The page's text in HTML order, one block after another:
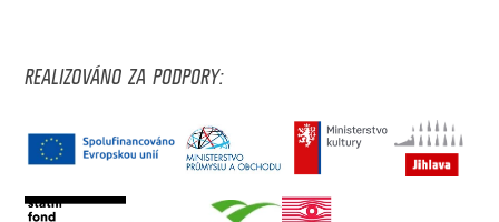
REALIZOVÁNO ZA PODPORY: